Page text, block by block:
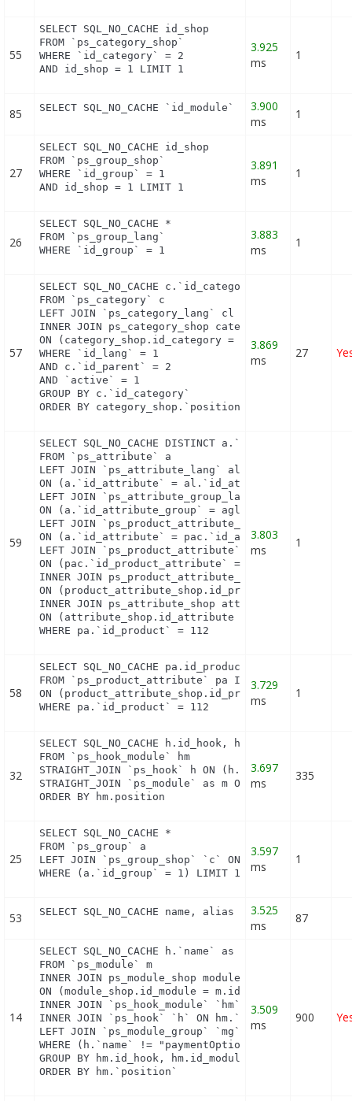
55
SELECT SQL_NO_CACHE id_shop
FROM `ps_category_shop`
WHERE `id_category` = 2
AND id_shop = 1 LIMIT 1
3.925
ms
1
85 SELECT SQL_NO_CACHE `id_module` FROM
3.900
ms
1
27
SELECT SQL_NO_CACHE id_shop
FROM `ps_group_shop`
WHERE `id_group` = 1
AND id_shop = 1 LIMIT 1
3.891
ms
1
26
SELECT SQL_NO_CACHE *
FROM `ps_group_lang`
WHERE `id_group` = 1
3.883
ms
1
57
SELECT SQL_NO_CACHE c.`id_category`,
FROM `ps_category` c
LEFT JOIN `ps_category_lang` cl ON
INNER JOIN ps_category_shop category_shop
ON (category_shop.id_category = c.id_category
WHERE `id_lang` = 1
AND c.`id_parent` = 2
AND `active` = 1
GROUP BY c.`id_category`
ORDER BY category_shop.`position` ASC
3.869
ms
27
59
SELECT SQL_NO_CACHE DISTINCT
FROM `ps_attribute` a
LEFT JOIN `ps_attribute_lang` al
ON (a.`id_attribute` = al.`id_attribute` AND
LEFT JOIN `ps_attribute_group_lang` agl
ON (a.`id_attribute_group` =
LEFT JOIN `ps_product_attribute_combination` pac
ON (a.`id_attribute` = pac.`id_attribute`)
LEFT JOIN `ps_product_attribute` pa
ON (pac.`id_product_attribute` =
INNER JOIN ps_product_attribute_shop
ON (product_attribute_shop.id_product_attribute
INNER JOIN ps_attribute_shop attribute_shop
ON (attribute_shop.id_attribute =
WHERE pa.`id_product` = 112
3.803
ms
1
58
SELECT SQL_NO_CACHE pa.id_product_attribute
FROM `ps_product_attribute` pa INNER JOIN
ON (product_attribute_shop.id_product_attribute
WHERE pa.`id_product` = 112
3.729
ms
1
32
SELECT SQL_NO_CACHE h.id_hook, h.name as
FROM `ps_hook_module` hm
STRAIGHT_JOIN `ps_hook` h ON (h.id_hook =
STRAIGHT_JOIN `ps_module` as m ON (m.id_module =
ORDER BY hm.position
3.697
ms
335
25
SELECT SQL_NO_CACHE *
FROM `ps_group` a
LEFT JOIN `ps_group_shop` `c` ON a.`id_group` =
WHERE (a.`id_group` = 1) LIMIT 1
3.597
ms
1
53 SELECT SQL_NO_CACHE name, alias FROM
3.525
ms
87
14
SELECT SQL_NO_CACHE h.`name` as hook,
FROM `ps_module` m
INNER JOIN ps_module_shop module_shop
ON (module_shop.id_module = m.id_module AND
INNER JOIN `ps_hook_module` `hm` ON
INNER JOIN `ps_hook` `h` ON hm.`id_hook` =
LEFT JOIN `ps_module_group` `mg` ON
WHERE (h.`name` != "paymentOptions") AND
GROUP BY hm.id_hook, hm.id_module
ORDER BY hm.`position`
3.509
ms
900